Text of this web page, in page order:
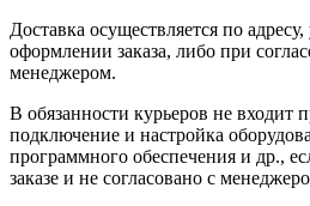
Доставка осуществляется по
оформлении заказа, либо при
менеджером.
В обязанности курьеров не входит
подключение и настройка
программного обеспечения и др.,
заказе и не согласовано с